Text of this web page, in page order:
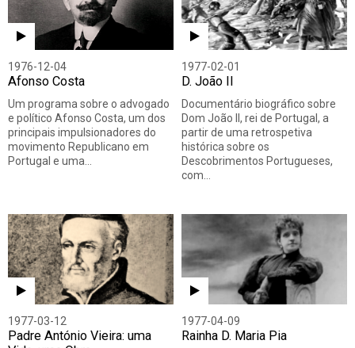
1976-12-04
Afonso Costa
Um programa sobre o advogado
e político Afonso Costa, um dos
principais impulsionadores do
movimento Republicano em
Portugal e uma…
1977-02-01
D. João II
Documentário biográfico sobre
Dom João II, rei de Portugal, a
partir de uma retrospetiva
histórica sobre os
Descobrimentos Portugueses,
com…
1977-03-12
Padre António Vieira: uma
1977-04-09
Rainha D. Maria Pia